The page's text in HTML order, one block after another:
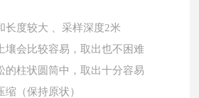
长度较大 、采样深度2米
壤会比较容易，取出也不困难
的柱状圆筒中，取出十分容易
（保持原状）